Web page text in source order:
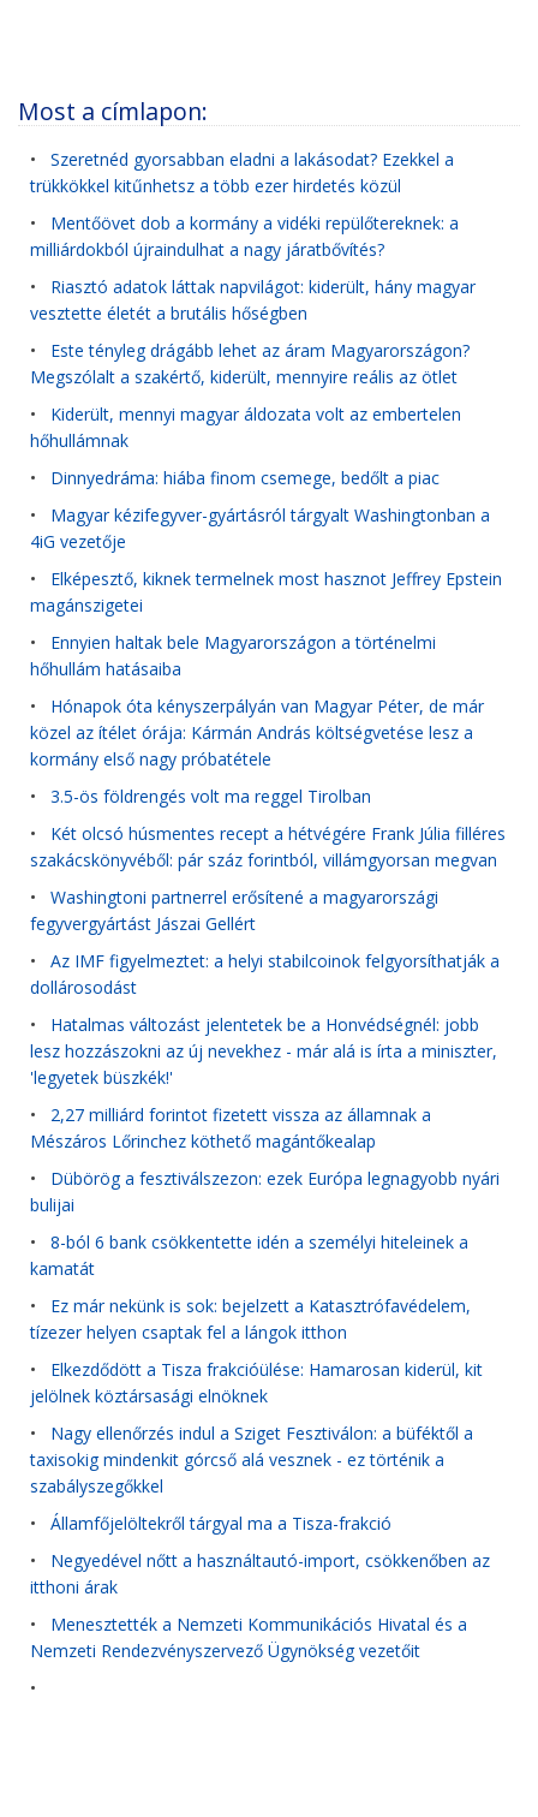
Most a címlapon:
• Szeretnéd gyorsabban eladni a lakásodat? Ezekkel a
trükkökkel kitűnhetsz a több ezer hirdetés közül
• Mentőövet dob a kormány a vidéki repülőtereknek: a
milliárdokból újraindulhat a nagy járatbővítés?
• Riasztó adatok láttak napvilágot: kiderült, hány magyar
vesztette életét a brutális hőségben
• Este tényleg drágább lehet az áram Magyarországon?
Megszólalt a szakértő, kiderült, mennyire reális az ötlet
• Kiderült, mennyi magyar áldozata volt az embertelen
hőhullámnak
• Dinnyedráma: hiába finom csemege, bedőlt a piac
• Magyar kézifegyver-gyártásról tárgyalt Washingtonban a
4iG vezetője
• Elképesztő, kiknek termelnek most hasznot Jeffrey Epstein
magánszigetei
• Ennyien haltak bele Magyarországon a történelmi
hőhullám hatásaiba
• Hónapok óta kényszerpályán van Magyar Péter, de már
közel az ítélet órája: Kármán András költségvetése lesz a
kormány első nagy próbatétele
• 3.5-ös földrengés volt ma reggel Tirolban
• Két olcsó húsmentes recept a hétvégére Frank Júlia filléres
szakácskönyvéből: pár száz forintból, villámgyorsan megvan
• Washingtoni partnerrel erősítené a magyarországi
fegyvergyártást Jászai Gellért
• Az IMF figyelmeztet: a helyi stabilcoinok felgyorsíthatják a
dollárosodást
• Hatalmas változást jelentetek be a Honvédségnél: jobb
lesz hozzászokni az új nevekhez - már alá is írta a miniszter,
'legyetek büszkék!'
• 2,27 milliárd forintot fizetett vissza az államnak a
Mészáros Lőrinchez köthető magántőkealap
• Dübörög a fesztiválszezon: ezek Európa legnagyobb nyári
bulijai
• 8-ból 6 bank csökkentette idén a személyi hiteleinek a
kamatát
• Ez már nekünk is sok: bejelzett a Katasztrófavédelem,
tízezer helyen csaptak fel a lángok itthon
• Elkezdődött a Tisza frakcióülése: Hamarosan kiderül, kit
jelölnek köztársasági elnöknek
• Nagy ellenőrzés indul a Sziget Fesztiválon: a büféktől a
taxisokig mindenkit górcső alá vesznek - ez történik a
szabályszegőkkel
• Államfőjelöltekről tárgyal ma a Tisza-frakció
• Negyedével nőtt a használtautó-import, csökkenőben az
itthoni árak
• Menesztették a Nemzeti Kommunikációs Hivatal és a
Nemzeti Rendezvényszervező Ügynökség vezetőit
•